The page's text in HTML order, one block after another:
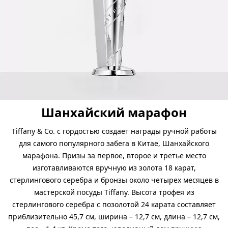
Шанхайский марафон
Tiffany & Co. с гордостью создает награды ручной работы
для самого популярного забега в Китае, Шанхайского
марафона. Призы за первое, второе и третье место
изготавливаются вручную из золота 18 карат,
стерлингового серебра и бронзы около четырех месяцев в
мастерской посуды Tiffany. Высота трофея из
стерлингового серебра с позолотой 24 карата составляет
приблизительно 45,7 см, ширина – 12,7 см, длина – 12,7 см,